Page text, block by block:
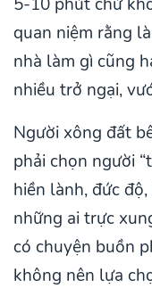
quan niệm rằng
nhà làm gì cũng
nhiều trở ngại,
Người xông đất
phải chọn người
hiền lành, đức
những ai trực
có chuyện buồn
không nên lựa